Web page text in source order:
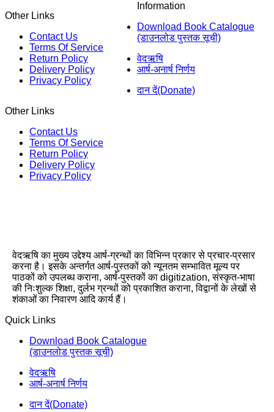
Other Links
Contact Us
Terms Of Service
Return Policy
Delivery Policy
Privacy Policy
Information
Download Book Catalogue
(डाउनलोड पुस्तक सूची)
वेदऋषि
आर्ष-अनार्ष निर्णय
दान दें(Donate)
Other Links
Contact Us
Terms Of Service
Return Policy
Delivery Policy
Privacy Policy
वेदऋषि का मुख्य उद्देश्य आर्ष-ग्रन्थों का विभिन्न प्रकार से प्रचार-प्रसार
करना है। इसके अन्तर्गत आर्ष-पुस्तकों को न्यूनतम सम्भावित मूल्य पर
पाठकों को उपलब्ध कराना, आर्ष-पुस्तकों का digitization, संस्कृत-भाषा
की निःशुल्क शिक्षा, दुर्लभ ग्रन्थों को प्रकाशित कराना, विद्वानों के लेखों से
शंकाओं का निवारण आदि कार्य हैं।
Quick Links
Download Book Catalogue
(डाउनलोड पुस्तक सूची)
वेदऋषि
आर्ष-अनार्ष निर्णय
दान दें(Donate)